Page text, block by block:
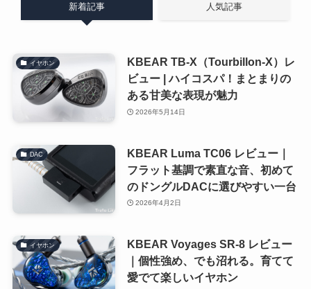
新着記事 人気記事
イヤホン
KBEAR TB-X（Tourbillon-X）レ
ビュー | ハイコスパ！まとまりの
ある甘美な表現が魅力
2026年5月14日
DAC
KBEAR Luma TC06 レビュー｜
フラット基調で素直な音、初めて
のドングルDACに選びやすい一台
2026年4月2日
イヤホン
KBEAR Voyages SR-8 レビュー
｜個性強め、でも沼れる。育てて
愛でて楽しいイヤホン